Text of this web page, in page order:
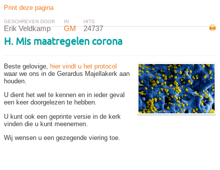
Print deze pagina
GESCHREVEN DOOR
Erik Veldkamp
IN
GM
HITS
24737
H. Mis maatregelen corona
Beste gelovige,
hier vindt u het protocol
waar we ons in de Gerardus Majellakerk aan
houden.
U dient het wel te kennen en in ieder geval
een keer doorgelezen te hebben.
U kunt ook een geprinte versie in de kerk
vinden die u kunt meenemen.
Wij wensen u een gezegende viering toe.